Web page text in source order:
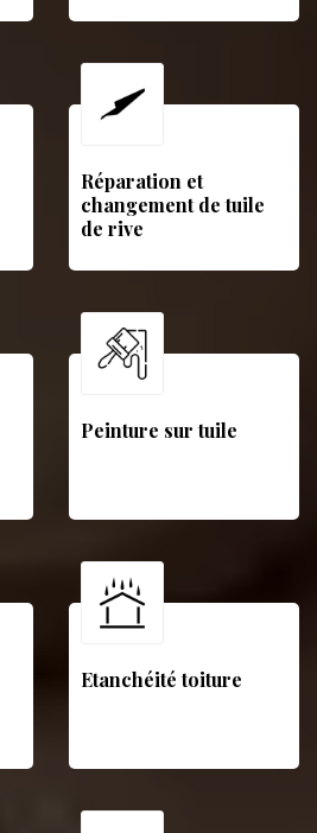
Réparation et
changement de tuile
de rive
Peinture sur tuile
Etanchéité toiture